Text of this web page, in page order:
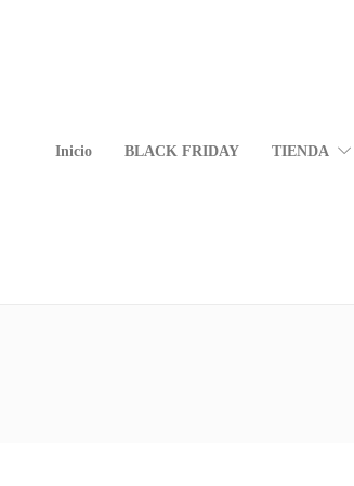
Inicio BLACK FRIDAY TIENDA